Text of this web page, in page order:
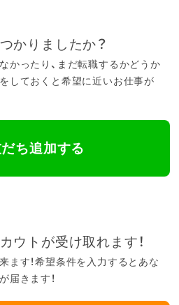
かりましたか？
かったり、まだ転職するかどうか
しておくと希望に近いお仕事が
ち追加する
ウトが受け取れます！
ます！希望条件を入力するとあな
届きます！